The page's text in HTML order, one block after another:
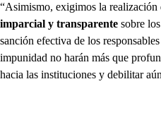
“Asimismo, exigimos la realización
imparcial y transparente sobre
sanción efectiva de los
impunidad no harán más que
hacia las instituciones y debilitar